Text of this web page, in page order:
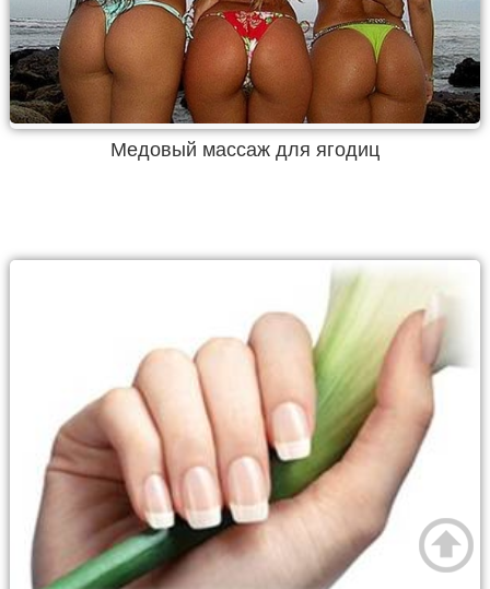
Медовый массаж для ягодиц